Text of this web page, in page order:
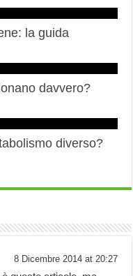
la guida
davvero?
diverso?
8 Dicembre 2014 at 20:27